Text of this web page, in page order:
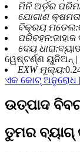
ମିନି ଅର୍ଡ଼ର
ଯୋଗାଣ
ବିକ୍ରୟ ମଡେଲ:
ପରିବହନ:
ଦେୟ ଧାରା:
ୱେଷ୍ଟର୍ଣ୍ଣ ୟୁନିଅନ୍ |
EXW ମୂଲ୍ୟ:
ଏକ କୋଟ୍ ଅନୁରୋଧ |
ଉତ୍ପାଦ
ତୁମର ବ୍ୟାଗ୍